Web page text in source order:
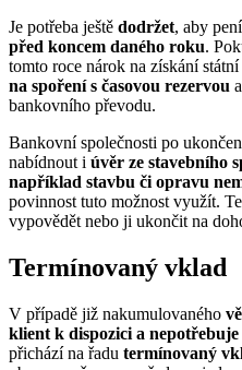
Je potřeba ještě dodržet, aby
před koncem daného roku.
tomto roce nárok na získání
na spoření s časovou rezervou
bankovního převodu.
Bankovní společnosti po
nabídnout i úvěr ze stavebního
například stavbu či opravu
povinnost tuto možnost využít.
vypovědět nebo ji ukončit na
Termínovaný vklad
V případě již nakumulovaného
klient k dispozici a
přichází na řadu termínovaný